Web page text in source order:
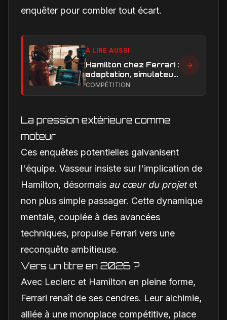
enquêter pour combler tout écart.
À LIRE AUSSI
Hamilton chez Ferrari :
adaptation, simulateur
et critiques, ce qui
COMPÉTITION
La pression extérieure comme
moteur
Ces enquêtes potentielles galvanisent
l'équipe. Vasseur insiste sur l'implication de
Hamilton, désormais au cœur du projetet
non plus simple passager. Cette dynamique
mentale, couplée à des avancées
techniques, propulse Ferrari vers une
reconquête ambitieuse.
Vers un titre en 2026 ?
Avec Leclerc et Hamilton en pleine forme,
Ferrari renaît de ses cendres. Leur alchimie,
alliée à une monoplace compétitive, place